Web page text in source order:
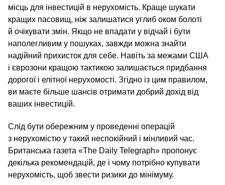
місць для інвестицій в нерухомість. Краще шукати
кращих пасовищ, ніж залишатися углиб оком болоті
й очікувати змін. Якщо не впадати у відчай і бути
наполегливим у пошуках, завжди можна знайти
надійний прихисток для себе. Навіть за межами США
і єврозони кращою тактикою залишається придбання
дорогої і елітної нерухомості. Згідно із цим правилом,
ви маєте більше шансів отримати добрий дохід від
ваших інвестицій.
Слід бути обережним у проведенні операцій
з нерухомістю у такий неспокійний і мінливий час.
Британська газета «The Daily Telegraph» пропонує
декілька рекомендацій, де і чому потрібно купувати
нерухомість, щоб звести ризики до мінімуму.